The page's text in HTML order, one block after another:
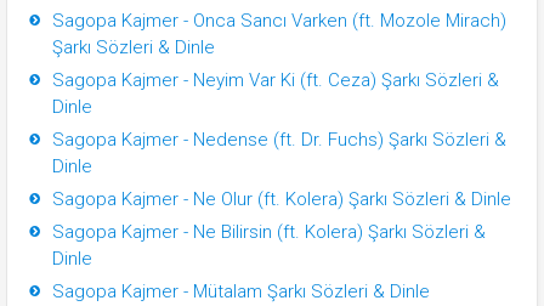
Sagopa Kajmer - Onca Sancı Varken (ft. Mozole Mirach)
Şarkı Sözleri & Dinle
Sagopa Kajmer - Neyim Var Ki (ft. Ceza) Şarkı Sözleri &
Dinle
Sagopa Kajmer - Nedense (ft. Dr. Fuchs) Şarkı Sözleri &
Dinle
Sagopa Kajmer - Ne Olur (ft. Kolera) Şarkı Sözleri & Dinle
Sagopa Kajmer - Ne Bilirsin (ft. Kolera) Şarkı Sözleri &
Dinle
Sagopa Kajmer - Mütalam Şarkı Sözleri & Dinle